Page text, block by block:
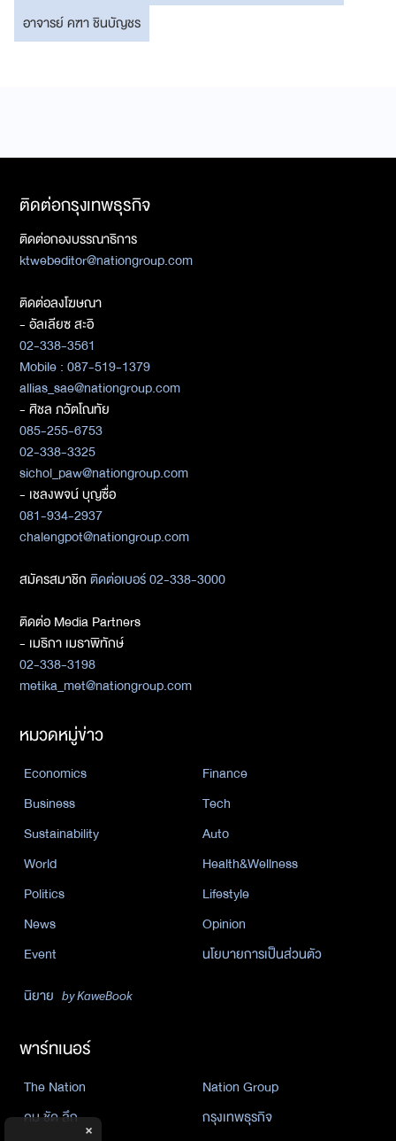
อาจารย์ คฑา ชินบัญชร
ติดต่อกรุงเทพธุรกิจ
ติดต่อกองบรรณาธิการ
ktwebeditor@nationgroup.com
ติดต่อลงโฆษณา
- อัลเลียซ สะอิ
02-338-3561
Mobile : 087-519-1379
allias_sae@nationgroup.com
- ศิชล ภวัตโณทัย
085-255-6753
02-338-3325
sichol_paw@nationgroup.com
- เชลงพจน์ บุญซื่อ
081-934-2937
chalengpot@nationgroup.com
สมัครสมาชิกติดต่อเบอร์ 02-338-3000
ติดต่อ Media Partners
- เมธิกา เมธาพิทักษ์
02-338-3198
metika_met@nationgroup.com
หมวดหมู่ข่าว
Economics
Finance
Business
Tech
Sustainability
Auto
World
Health&Wellness
Politics
Lifestyle
News
Opinion
Event
นโยบายการเป็นส่วนตัว
นิยาย by KaweBook
พาร์ทเนอร์
The Nation
Nation Group
คม ชัด ลึก
กรุงเทพธุรกิจ
×